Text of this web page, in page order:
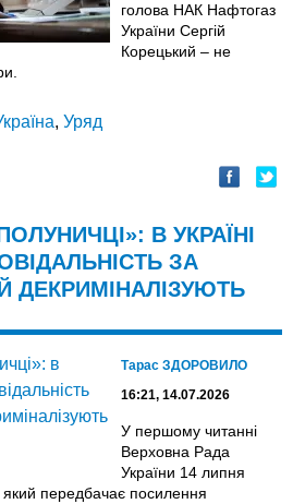
голова НАК Нафтогаз
України Сергій
Корецький – не
, Уряд
В УКРАЇНІ
ЗА
ДЕКРИМІНАЛІЗУЮТЬ
Тарас ЗДОРОВИЛО
16:21, 14.07.2026
У першому читанні
Верховна Рада
України 14 липня
який передбачає посилення